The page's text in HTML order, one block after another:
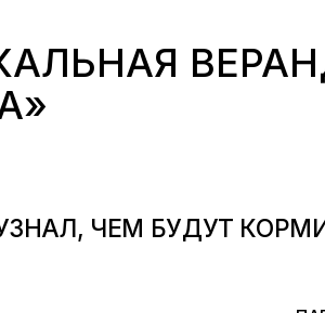
ЧЕМ БУДУТ